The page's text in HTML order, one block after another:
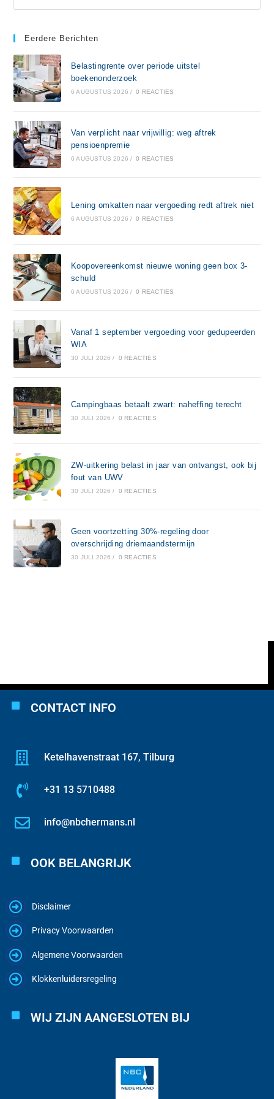
Eerdere Berichten
Belastingrente over periode uitstel
boekenonderzoek
6 AUGUSTUS 2026 / 0 REACTIES
Van verplicht naar vrijwillig: weg aftrek
pensioenpremie
6 AUGUSTUS 2026 / 0 REACTIES
Lening omkatten naar vergoeding redt aftrek niet
6 AUGUSTUS 2026 / 0 REACTIES
Koopovereenkomst nieuwe woning geen box 3-
schuld
6 AUGUSTUS 2026 / 0 REACTIES
Vanaf 1 september vergoeding voor gedupeerden
WIA
30 JULI 2026 / 0 REACTIES
Campingbaas betaalt zwart: naheffing terecht
30 JULI 2026 / 0 REACTIES
ZW-uitkering belast in jaar van ontvangst, ook bij
fout van UWV
30 JULI 2026 / 0 REACTIES
Geen voortzetting 30%-regeling door
overschrijding driemaandstermijn
30 JULI 2026 / 0 REACTIES
CONTACT INFO
Ketelhavenstraat 167, Tilburg
+31 13 5710488
info@nbchermans.nl
OOK BELANGRIJK
Disclaimer
Privacy Voorwaarden
Algemene Voorwaarden
Klokkenluidersregeling
WIJ ZIJN AANGESLOTEN BIJ